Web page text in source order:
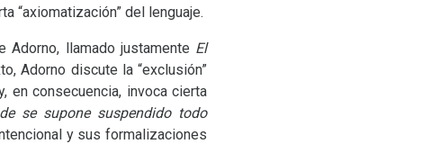
“axiomatización” del lenguaje.
llamado justamente El
Adorno discute la “exclusión”
en consecuencia, invoca cierta
se supone suspendido todo
y sus formalizaciones